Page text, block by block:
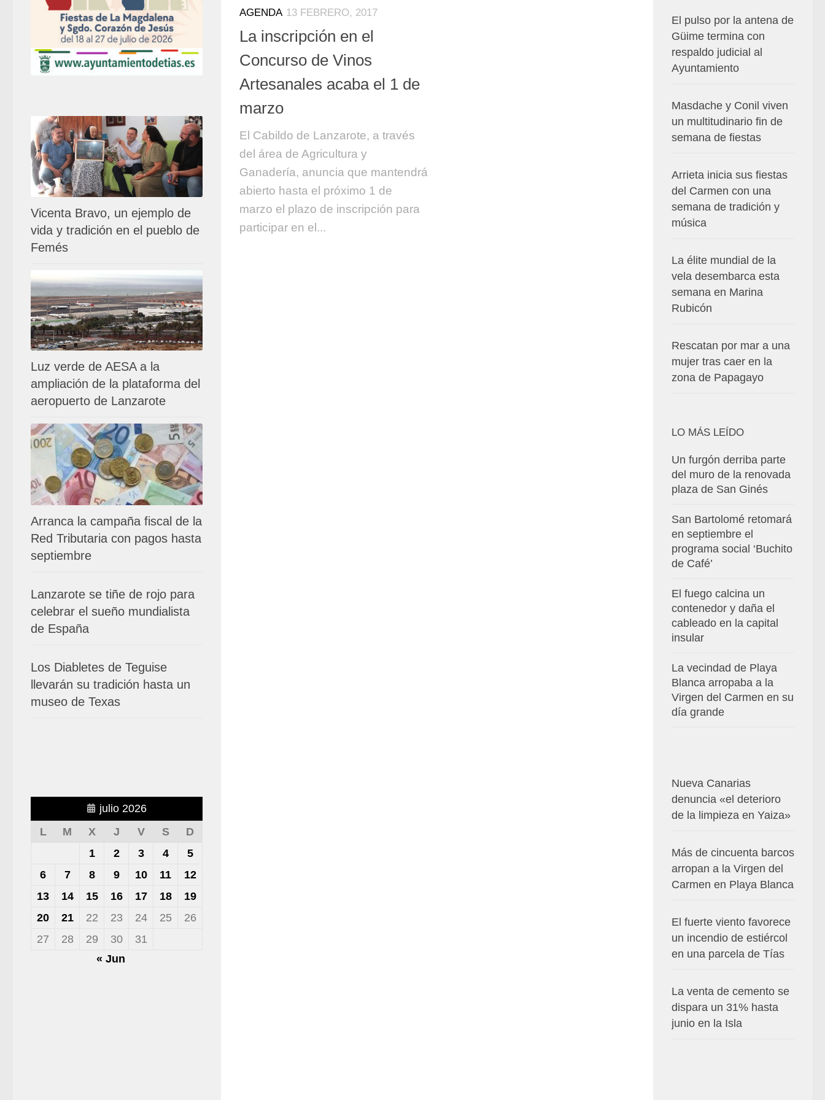
AGENDA 13 FEBRERO, 2017
La inscripción en el
Concurso de Vinos
Artesanales acaba el 1 de
marzo
El Cabildo de Lanzarote, a través
del área de Agricultura y
Ganadería, anuncia que mantendrá
abierto hasta el próximo 1 de
marzo el plazo de inscripción para
participar en el...
Vicenta Bravo, un ejemplo de
vida y tradición en el pueblo de
Femés
Luz verde de AESA a la
ampliación de la plataforma del
aeropuerto de Lanzarote
Arranca la campaña fiscal de la
Red Tributaria con pagos hasta
septiembre
Lanzarote se tiñe de rojo para
celebrar el sueño mundialista
de España
Los Diabletes de Teguise
llevarán su tradición hasta un
museo de Texas
julio 2026
L
M X J V S
D
1
2 3 4
5
6
7 8 9 10 11
12
13
14 15 16 17 18
19
20
21 22 23 24 25
26
27
28 29 30
31
« Jun
El pulso por la antena de
Güime termina con
respaldo judicial al
Ayuntamiento
Masdache y Conil viven
un multitudinario fin de
semana de fiestas
Arrieta inicia sus fiestas
del Carmen con una
semana de tradición y
música
La élite mundial de la
vela desembarca esta
semana en Marina
Rubicón
Rescatan por mar a una
mujer tras caer en la
zona de Papagayo
LO MÁS LEÍDO
Un furgón derriba parte
del muro de la renovada
plaza de San Ginés
San Bartolomé retomará
en septiembre el
programa social ‘Buchito
de Café’
El fuego calcina un
contenedor y daña el
cableado en la capital
insular
La vecindad de Playa
Blanca arropaba a la
Virgen del Carmen en su
día grande
Nueva Canarias
denuncia «el deterioro
de la limpieza en Yaiza»
Más de cincuenta barcos
arropan a la Virgen del
Carmen en Playa Blanca
El fuerte viento favorece
un incendio de estiércol
en una parcela de Tías
La venta de cemento se
dispara un 31% hasta
junio en la Isla